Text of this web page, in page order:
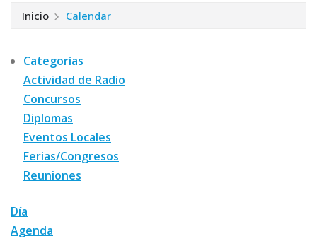
Inicio Calendar
Categorías
Actividad de Radio
Concursos
Diplomas
Eventos Locales
Ferias/Congresos
Reuniones
Día
Agenda